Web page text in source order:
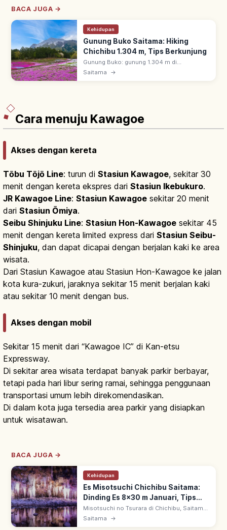
BACA JUGA →
Kehidupan
Gunung Buko Saitama: Hiking
Chichibu 1.304 m, Tips Berkunjung
Gunung Buko: gunung 1.304 m di
perbatasan Chichibu & Yokoze, Saitama.
Saitama →
Cara menuju Kawagoe
Akses dengan kereta
Tōbu Tōjō Line: turun di Stasiun Kawagoe, sekitar 30
menit dengan kereta ekspres dari Stasiun Ikebukuro.
JR Kawagoe Line: Stasiun Kawagoe sekitar 20 menit
dari Stasiun Ōmiya.
Seibu Shinjuku Line: Stasiun Hon-Kawagoe sekitar 45
menit dengan kereta limited express dari Stasiun Seibu-
Shinjuku, dan dapat dicapai dengan berjalan kaki ke area
wisata.
Dari Stasiun Kawagoe atau Stasiun Hon-Kawagoe ke jalan
kota kura-zukuri, jaraknya sekitar 15 menit berjalan kaki
atau sekitar 10 menit dengan bus.
Akses dengan mobil
Sekitar 15 menit dari “Kawagoe IC” di Kan-etsu
Expressway.
Di sekitar area wisata terdapat banyak parkir berbayar,
tetapi pada hari libur sering ramai, sehingga penggunaan
transportasi umum lebih direkomendasikan.
Di dalam kota juga tersedia area parkir yang disiapkan
untuk wisatawan.
BACA JUGA →
Kehidupan
Es Misotsuchi Chichibu Saitama:
Dinding Es 8x30 m Januari, Tips
Berkunjung
Misotsuchi no Tsurara di Chichibu, Saitama:
formasi es alami pertengahan Jan-Feb di
Saitama →